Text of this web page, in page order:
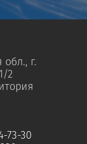
обл., г.
2
73-30